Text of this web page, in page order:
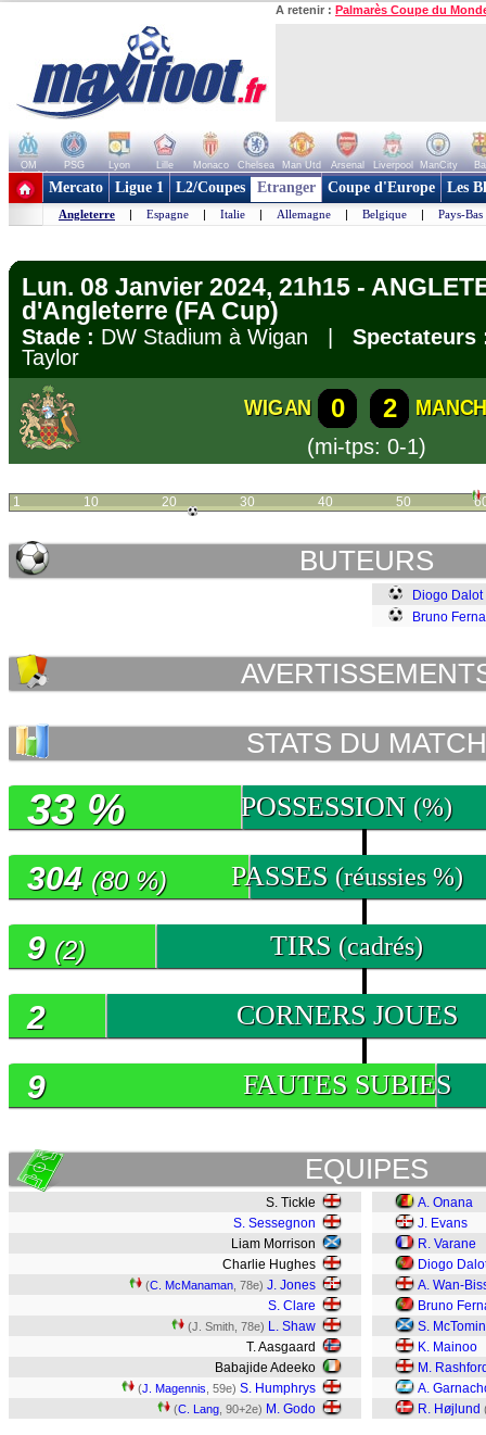
A retenir : Palmarès Coupe du
OM PSG Lyon Lille Monaco Chelsea Man Utd Arsenal Liverpool ManCity
+ de clubs
Mercato Ligue 1 L2/Coupes Etranger Coupe d'Europe Les
Angleterre | Espagne | Italie | Allemagne | Belgique | Pays-Bas
Lun. 08 Janvier 2024, 21h15 -
d'Angleterre (FA Cup)
Stade : DW Stadium à Wigan | Spectateurs
Taylor
WIGAN 0 2
(mi-tps: 0-1)
1 10 20 30 40 50
BUTEURS
Diogo Dalot
Bruno
STATS DU MATCH
POSSESSION (%)
33 %
PASSES (réussies %)
304 (80 %)
TIRS (cadrés)
9 (2)
CORNERS JOUES
2
FAUTES SUBIES
9
EQUIPES
S. Tickle
S. Sessegnon
Liam Morrison
Charlie Hughes
(C. McManaman , 78e) J. Jones
S. Clare
(J. Smith, 78e) L. Shaw
T. Aasgaard
Babajide Adeeko
(J. Magennis , 59e) S. Humphrys
(C. Lang , 90+2e) M. Godo
A. Onana
J. Evans
R. Varane
Diogo
A. Wan-
Bruno
S.
K. Mainoo
M.
A.
R. Højlund